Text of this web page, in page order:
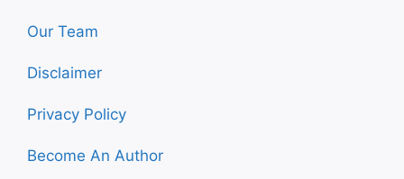
Our Team
Disclaimer
Privacy Policy
Become An Author